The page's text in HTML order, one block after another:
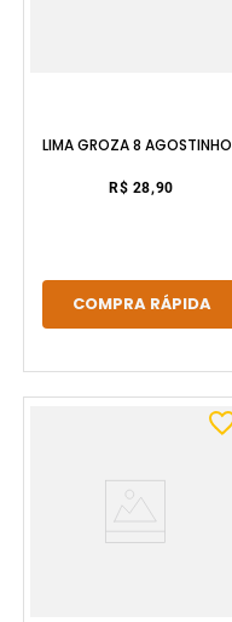
LIMA GROZA 8 AGOSTINHO
R$ 28,90
COMPRA RÁPIDA